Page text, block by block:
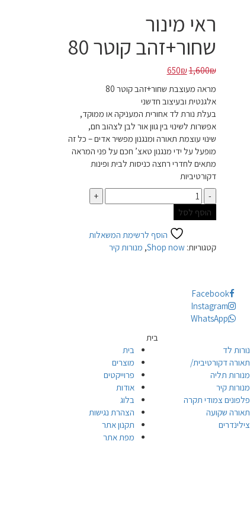
ראי מינור
שחור+זהב קוטר 80
1,600₪
המחיר
היה:
1,600₪.
650₪
המחיר
הוא:
650₪.
מראה מעוצבת שחור+זהב קוטר 80
אלגנטית ובעיצוב חדשני
בעלת נורת לד אחורית המעניקה או ממוקד,
אפשרות לשינוי בין גוון אור לבן לצהוב חם,
שינוי עוצמת תאורה ומנגנון מפשיר אדים – כל זה
מופעל על ידי מנגנון טאצ’ חכם על פני המראה
מתאים לחדרי רחצה כניסות לבית ופינות
דקורטיביות
כמות
הוסף לסל
הוסף לרשימת המשאלות
קטגוריות:Shop now
, מנורות קיר
Facebook
Instagram
WhatsApp
בית
בית
מוצרים
פרוייקטים
אודות
בלוג
הצהרת נגישות
תקנון אתר
מפת אתר
נורות לד
תאורה דקורטיבית/
מנורות תליה
מנורות קיר
פלפונים צמודי תקרה
תאורה שקועה
צילינדרים